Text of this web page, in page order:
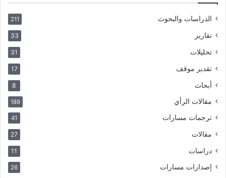
الدراسات والبحوث 211
تقارير 33
تحليلات 31
تقدير موقف 17
أبحاث 8
مقالات الرأي 189
ترجمات مسارات 41
مقالات 27
دراسات 11
إصدارات مسارات 26